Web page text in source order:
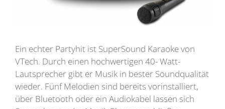
Ein echter Partyhit ist SuperSound Karaoke von
VTech. Durch einen hochwertigen 40- Watt-
Lautsprecher gibt er Musik in bester Soundqualität
wieder. Fünf Melodien sind bereits vorinstalliert,
über Bluetooth oder ein Audiokabel lassen sich